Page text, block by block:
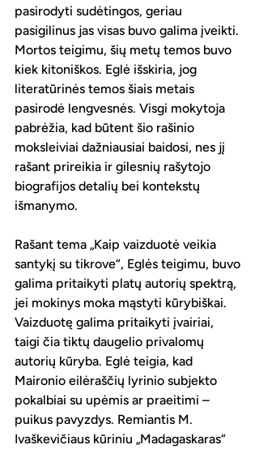
pasirodyti sudėtingos, geriau
pasigilinus jas visas buvo galima įveikti.
Mortos teigimu, šių metų temos buvo
kiek kitoniškos. Eglė išskiria, jog
literatūrinės temos šiais metais
pasirodė lengvesnės. Visgi mokytoja
pabrėžia, kad būtent šio rašinio
moksleiviai dažniausiai baidosi, nes jį
rašant prireikia ir gilesnių rašytojo
biografijos detalių bei kontekstų
išmanymo.
Rašant tema „Kaip vaizduotė veikia
santykį su tikrove“, Eglės teigimu, buvo
galima pritaikyti platų autorių spektrą,
jei mokinys moka mąstyti kūrybiškai.
Vaizduotę galima pritaikyti įvairiai,
taigi čia tiktų daugelio privalomų
autorių kūryba. Eglė teigia, kad
Maironio eilėraščių lyrinio subjekto
pokalbiai su upėmis ar praeitimi –
puikus pavyzdys. Remiantis M.
Ivaškevičiaus kūriniu „Madagaskaras“